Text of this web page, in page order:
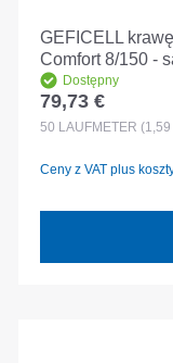
GEFICELL
Comfort 8/150 -
Dostępny
Cena regularna:
79,73 €
50 LAUFMETER
Ceny z VAT plus